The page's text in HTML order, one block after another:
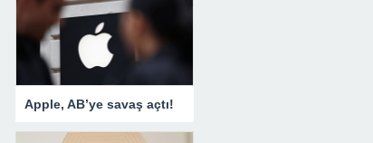
Apple, AB’ye savaş açtı!